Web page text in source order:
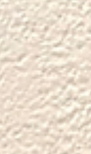
持できないと、元に
れが「繰り返し」の
の姿勢」と「脳の慣
ている姿勢や動きに
の座り方 ・立ち方
中の姿勢 ・お子さ
うした時間の方が
圧倒的に長いですよ
日積み重なってしま
きいのが、「脳の慣